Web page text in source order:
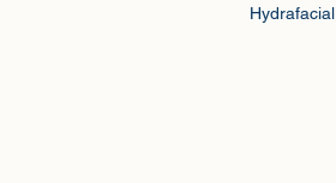
Hydrafacial